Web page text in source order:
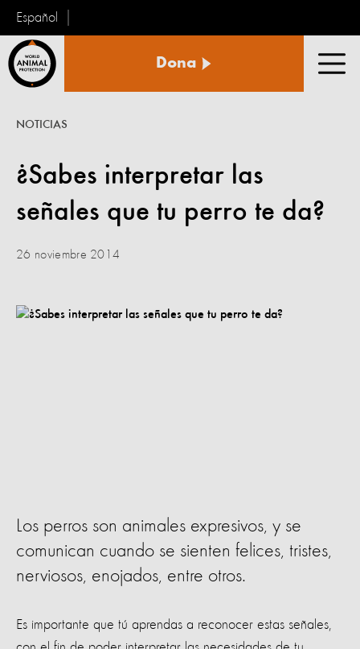
Español
Animal
Dona
¿Sabes interpretar las
señales que tu perro te da?
NOTICIAS
26 noviembre 2014
Los perros son animales expresivos, y se
comunican cuando se sienten felices, tristes,
nerviosos, enojados, entre otros.
Es importante que tú aprendas a reconocer estas señales,